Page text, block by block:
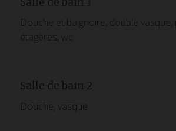
Douche et baignoire, double vasque,
étagères, wc
Salle de bain 2